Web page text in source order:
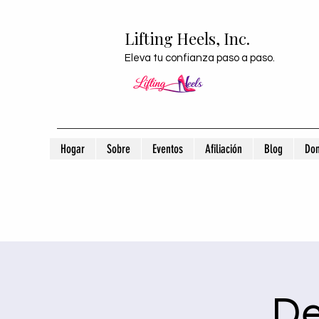
Lifting Heels, Inc.
Eleva tu confianza paso a paso.
Hogar Sobre Eventos Afiliación Blog